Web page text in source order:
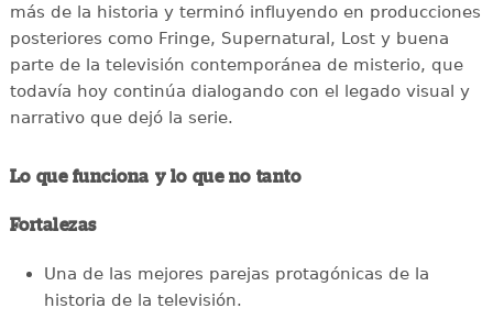
más de la historia y terminó influyendo en producciones
posteriores como Fringe, Supernatural, Lost y buena
parte de la televisión contemporánea de misterio, que
todavía hoy continúa dialogando con el legado visual y
narrativo que dejó la serie.
Lo que funciona y lo que no tanto
Fortalezas
Una de las mejores parejas protagónicas de la
historia de la televisión.